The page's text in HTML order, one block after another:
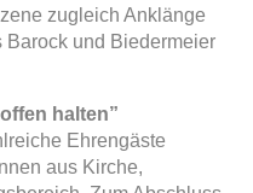
zugleich Anklänge
und Biedermeier
halten”
Ehrengäste
aus Kirche,